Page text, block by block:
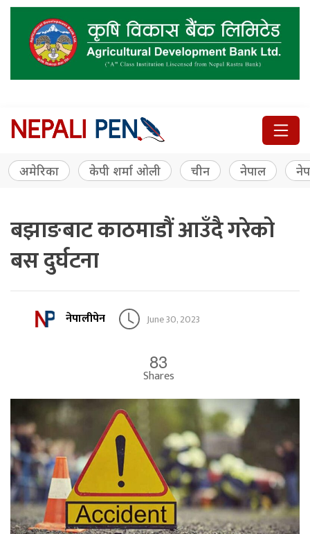
अमेरिका केपी शर्मा ओली चीन नेपाल
बझाङबाट काठमाडौं आउँदै गरेको
बस दुर्घटना
नेपालीपेन June 30, 2023
83
Shares